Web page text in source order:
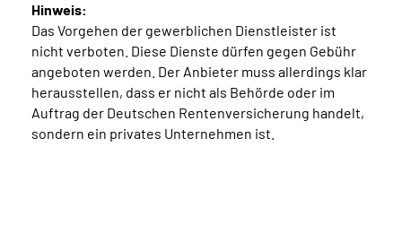
Hinweis:
Das Vorgehen der gewerblichen Dienstleister ist
nicht verboten. Diese Dienste dürfen gegen Gebühr
angeboten werden. Der Anbieter muss allerdings klar
herausstellen, dass er nicht als Behörde oder im
Auftrag der Deutschen Rentenversicherung handelt,
sondern ein privates Unternehmen ist.